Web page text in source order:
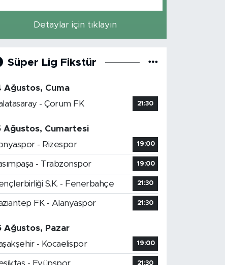
Detaylar için tıklayın
Süper Lig Fikstür
Ağustos, Cuma
- Çorum FK
21:30
Ağustos, Cumartesi
- Rizespor
19:00
- Trabzonspor 19:00
S.K. - Fenerbahçe 21:30
FK - Alanyaspor 21:30
Ağustos, Pazar
- Kocaelispor
19:00
21:30